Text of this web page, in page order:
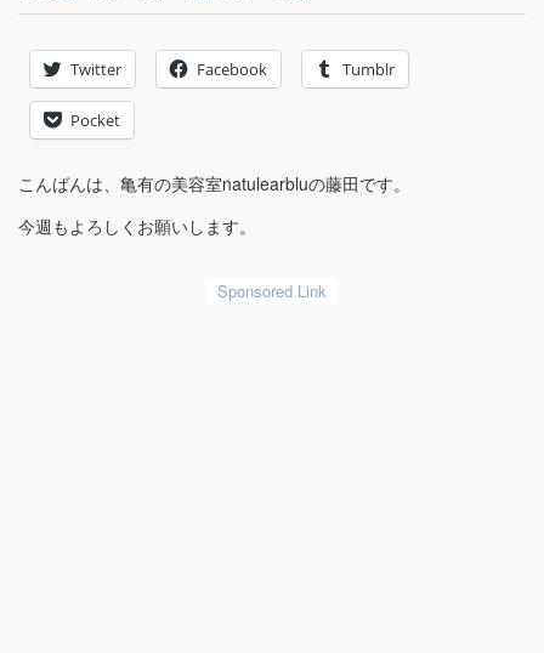
Twitter Facebook Tumblr
Pocket
こんばんは、亀有の美容室natulearbluの藤田です。
今週もよろしくお願いします。